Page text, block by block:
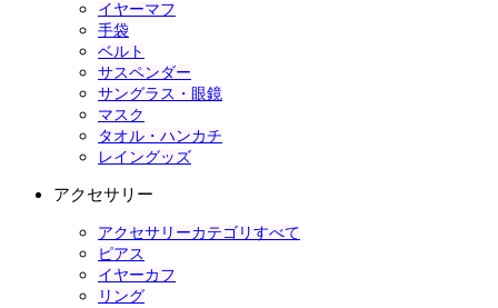
イヤーマフ
手袋
ベルト
サスペンダー
サングラス・眼鏡
マスク
タオル・ハンカチ
レイングッズ
アクセサリー
アクセサリーカテゴリすべて
ピアス
イヤーカフ
リング